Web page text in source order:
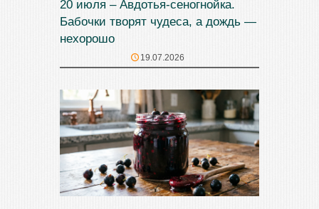
20 июля – Авдотья-сеногнойка.
Бабочки творят чудеса, а дождь —
нехорошо
19.07.2026